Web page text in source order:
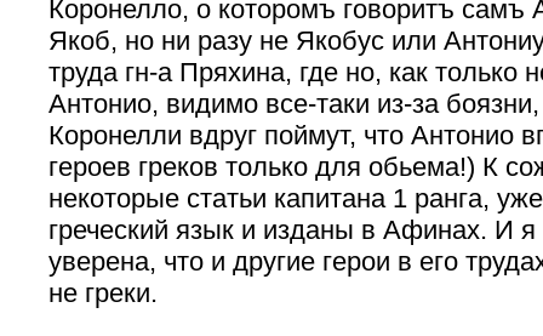
Коронелло, о которомъ говоритъ самъ
Якоб, но ни разу не Якобус или
труда гн-а Пряхина, где но, как только
Антонио, видимо все-таки из-за
Коронелли вдруг поймут, что Антонио
героев греков только для обьема!) К
некоторые статьи капитана 1 ранга,
греческий язык и изданы в Афинах. И
уверена, что и другие герои в его
не греки.